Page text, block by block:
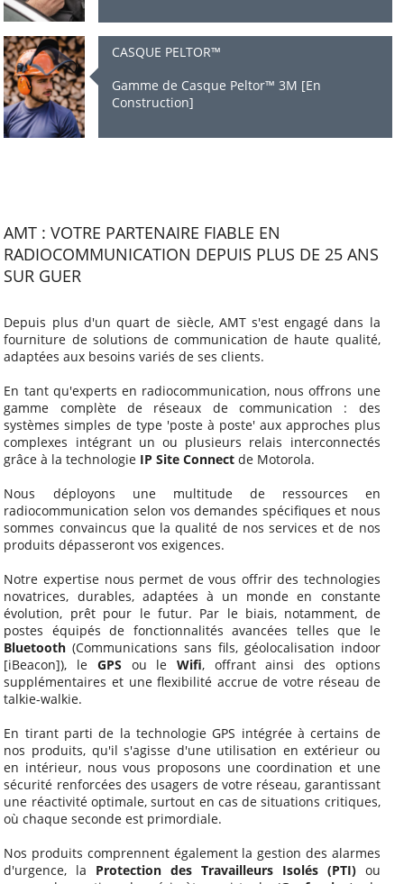
CASQUE PELTOR™
Gamme de Casque Peltor™ 3M [En
Construction]
AMT : VOTRE PARTENAIRE FIABLE EN
RADIOCOMMUNICATION DEPUIS PLUS DE 25 ANS
SUR GUER
Depuis plus d'un quart de siècle, AMT s'est engagé dans la
fourniture de solutions de communication de haute qualité,
adaptées aux besoins variés de ses clients.
En tant qu'experts en radiocommunication, nous offrons une
gamme complète de réseaux de communication : des
systèmes simples de type 'poste à poste' aux approches plus
complexes intégrant un ou plusieurs relais interconnectés
grâce à la technologie IP Site Connect de Motorola.
Nous déployons une multitude de ressources en
radiocommunication selon vos demandes spécifiques et nous
sommes convaincus que la qualité de nos services et de nos
produits dépasseront vos exigences.
Notre expertise nous permet de vous offrir des technologies
novatrices, durables, adaptées à un monde en constante
évolution, prêt pour le futur. Par le biais, notamment, de
postes équipés de fonctionnalités avancées telles que le
Bluetooth (Communications sans fils, géolocalisation indoor
[iBeacon]), le GPS ou le Wifi, offrant ainsi des options
supplémentaires et une flexibilité accrue de votre réseau de
talkie-walkie.
En tirant parti de la technologie GPS intégrée à certains de
nos produits, qu'il s'agisse d'une utilisation en extérieur ou
en intérieur, nous vous proposons une coordination et une
sécurité renforcées des usagers de votre réseau, garantissant
une réactivité optimale, surtout en cas de situations critiques,
où chaque seconde est primordiale.
Nos produits comprennent également la gestion des alarmes
d'urgence, la Protection des Travailleurs Isolés (PTI)ou